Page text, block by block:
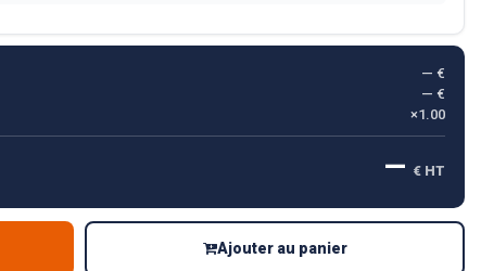
— €
— €
×1.00
— € HT
Ajouter au panier